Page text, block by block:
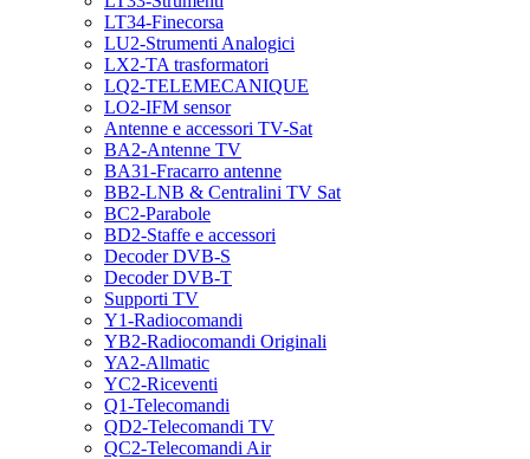
LT34-Finecorsa
LU2-Strumenti Analogici
LX2-TA trasformatori
LQ2-TELEMECANIQUE
LO2-IFM sensor
Antenne e accessori TV-Sat
BA2-Antenne TV
BA31-Fracarro antenne
BB2-LNB & Centralini TV Sat
BC2-Parabole
BD2-Staffe e accessori
Decoder DVB-S
Decoder DVB-T
Supporti TV
Y1-Radiocomandi
YB2-Radiocomandi Originali
YA2-Allmatic
YC2-Riceventi
Q1-Telecomandi
QD2-Telecomandi TV
QC2-Telecomandi Air